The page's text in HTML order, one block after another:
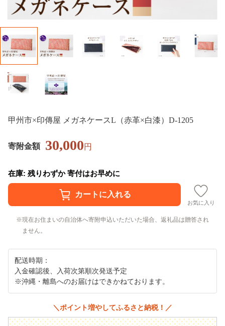
甲州市×印傳屋 メガネケースL（赤革×白漆）D-1205
寄附金額 30,000円
在庫: 残りわずか 寄付はお早めに
お気に入り
現在お住まいの自治体へ寄附申込いただいた場合、返礼品は贈答され
ません。
配送時期：
入金確認後、入荷次第順次発送予定
※沖縄・離島へのお届けはできかねております。
＼ポイント増やしてふるさと納税！／